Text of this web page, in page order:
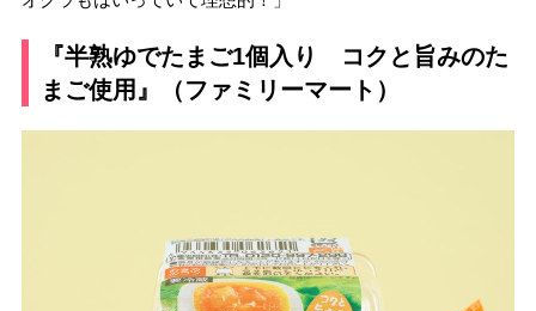
『半熟ゆでたまご1個入り コクと旨みのた
まご使用』（ファミリーマート）